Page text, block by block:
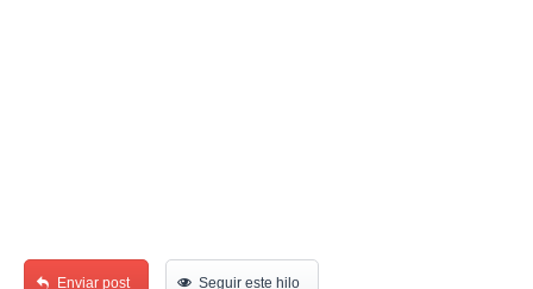
Enviar post Seguir este hilo